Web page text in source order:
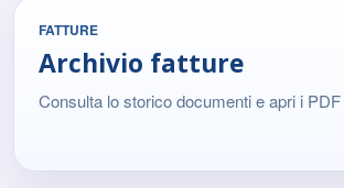
FATTURE
Archivio fatture
Consulta lo storico documenti e apri i PDF